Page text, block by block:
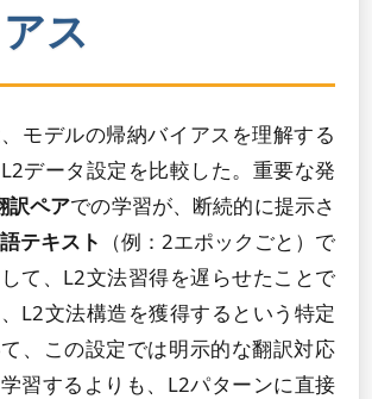
ス
モデルの帰納バイアスを理解する
データ設定を比較した。重要な発
訳ペアでの学習が、断続的に提示さ
テキスト
（例：2エポックごと）で
て、L2文法習得を遅らせたことで
L2文法構造を獲得するという特定
、この設定では明示的な翻訳対応
習するよりも、L2パターンに直接